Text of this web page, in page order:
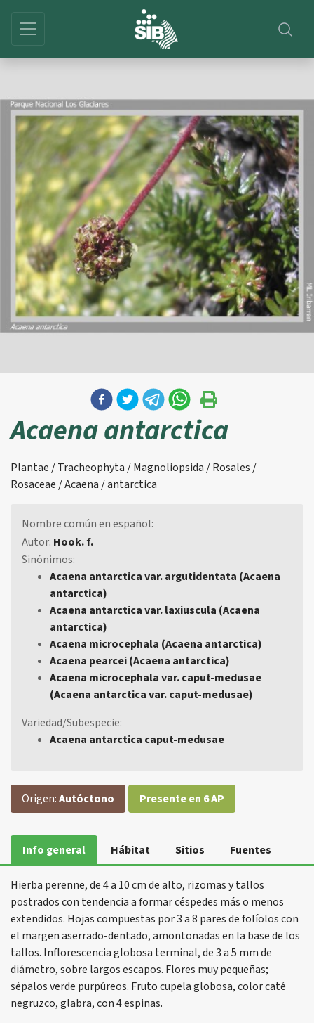
Acaena antarctica
Plantae / Tracheophyta / Magnoliopsida / Rosales /
Rosaceae / Acaena / antarctica
Nombre común en español:
Autor: Hook. f.
Sinónimos:
Acaena antarctica var. argutidentata (Acaena
antarctica)
Acaena antarctica var. laxiuscula (Acaena
antarctica)
Acaena microcephala (Acaena antarctica)
Acaena pearcei (Acaena antarctica)
Acaena microcephala var. caput-medusae
(Acaena antarctica var. caput-medusae)
Variedad/Subespecie:
Acaena antarctica caput-medusae
Origen:Autóctono Presente en 6 AP
Info general Hábitat Sitios Fuentes
Hierba perenne, de 4 a 10 cm de alto, rizomas y tallos
postrados con tendencia a formar céspedes más o menos
extendidos. Hojas compuestas por 3 a 8 pares de folíolos con
el margen aserrado-dentado, amontonadas en la base de los
tallos. Inflorescencia globosa terminal, de 3 a 5 mm de
diámetro, sobre largos escapos. Flores muy pequeñas;
sépalos verde purpúreos. Fruto cupela globosa, color caté
negruzco, glabra, con 4 espinas.